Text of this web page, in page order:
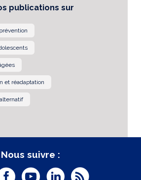
publications sur
et réadaptation
Nous suivre :
F
Y
L
R